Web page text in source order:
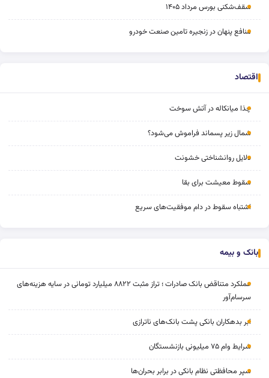
سقف‌شکنی بورس مرداد ۱۴۰۵
منافع پنهان در زنجیره تامین صنعت خودرو
اقتصاد
چذا میانکاله در آتش سوخت
شمال زیر پسماند فراموش می‌شود؟
دلایل روانشناختی خشونت
سقوط معیشت برای بقا
اشتباه سقوط در دام موفقیت‌های سریع
بانک و بیمه
عملکرد متناقض بانک صادرات ؛ تراز مثبت ۸۸۲۲ میلیارد تومانی در سایه هزینه‌های
سرسام‌آور
ابر بدهکاران بانکی پشت بانک‌های ناترازی
شرایط وام ۷۵ میلیونی بازنشستگان
سپر محافظتی نظام بانکی در برابر بحران‌ها